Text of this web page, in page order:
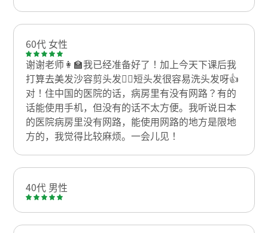
60代 女性
谢谢老师👩‍🏫我已经准备好了！加上今天下课后我
打算去美发沙容剪头发💇‍♀️短头发很容易洗头发呀👍
对！住中国的医院的话，病房里有没有网路？有的
话能使用手机，但没有的话不太方便。我听说日本
的医院病房里没有网路，能使用网路的地方是限地
方的，我觉得比较麻烦。一会儿见！
40代 男性